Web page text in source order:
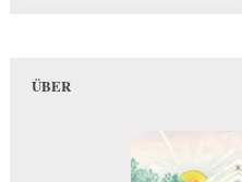
ÜBER